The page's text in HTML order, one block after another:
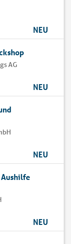
NEU
AG
NEU
NEU
NEU